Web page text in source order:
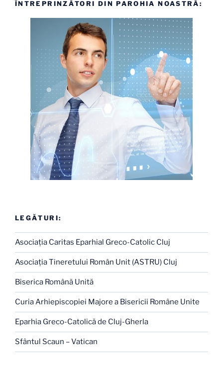
ÎNTREPRINZĂTORI DIN PAROHIA NOASTRĂ:
LEGĂTURI:
Asociaţia Caritas Eparhial Greco-Catolic Cluj
Asociaţia Tineretului Român Unit (ASTRU) Cluj
Biserica Română Unită
Curia Arhiepiscopiei Majore a Bisericii Române Unite
Eparhia Greco-Catolică de Cluj-Gherla
Sfântul Scaun – Vatican